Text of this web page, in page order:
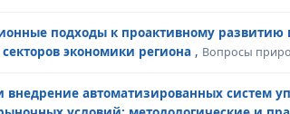
подходы к проактивному
экономики региона , Вопросы
внедрение автоматизированных систем